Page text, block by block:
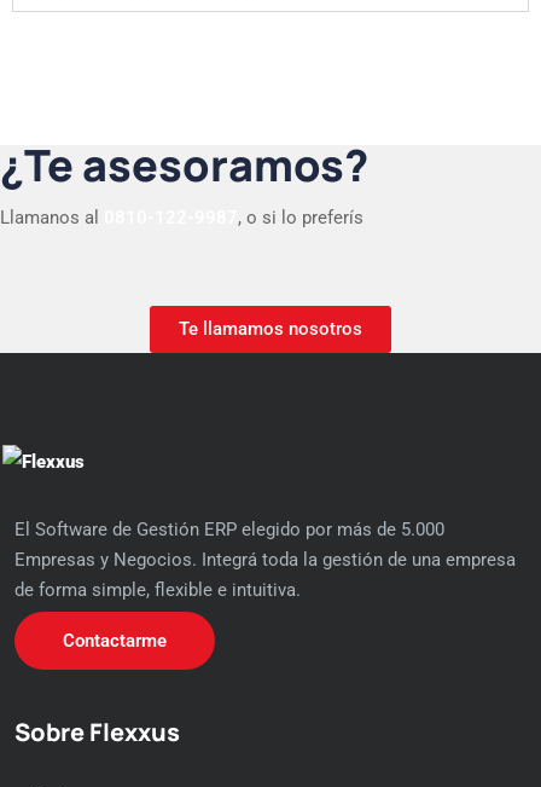
¿Te asesoramos?
Llamanos al , o si lo preferís
Te llamamos nosotros
El Software de Gestión ERP elegido por más de 5.000
Empresas y Negocios. Integrá toda la gestión de una empresa
de forma simple, flexible e intuitiva.
Contactarme
Sobre Flexxus